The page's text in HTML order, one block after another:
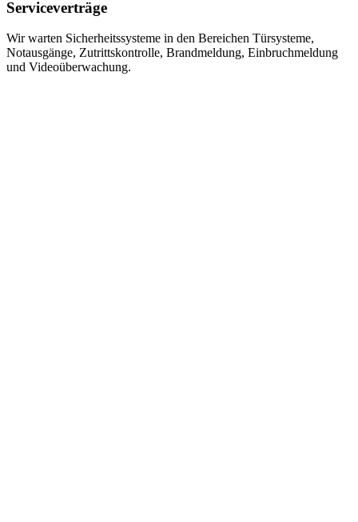
Serviceverträge
Wir warten Sicherheitssysteme in den Bereichen Türsysteme,
Notausgänge, Zutrittskontrolle, Brandmeldung, Einbruchmeldung
und Videoüberwachung.